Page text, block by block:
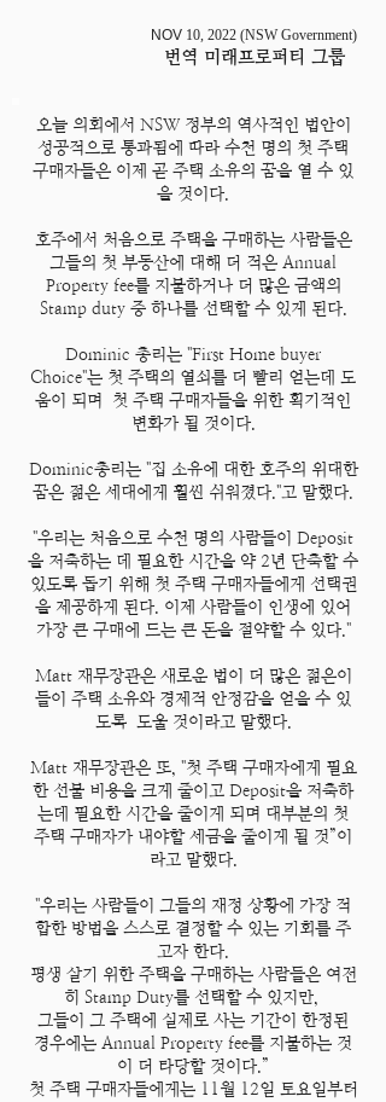
NOV 10, 2022 (NSW Government)
번역 미래프로퍼티 그룹
오늘 의회에서 NSW 정부의 역사적인 법안이
성공적으로 통과됨에 따라 수천 명의 첫 주택
구매자들은 이제 곧 주택 소유의 꿈을 열 수 있
을 것이다.
호주에서 처음으로 주택을 구매하는 사람들은
그들의 첫 부동산에 대해 더 적은 Annual
Property fee를 지불하거나 더 많은 금액의
Stamp duty 중 하나를 선택할 수 있게 된다.
Dominic 총리는 "First Home buyer
Choice"는 첫 주택의 열쇠를 더 빨리 얻는데 도
움이 되며 첫 주택 구매자들을 위한 획기적인
변화가 될 것이다.
Dominic총리는 "집 소유에 대한 호주의 위대한
꿈은 젊은 세대에게 훨씬 쉬워졌다."고 말했다.
"우리는 처음으로 수천 명의 사람들이 Deposit
을 저축하는 데 필요한 시간을 약 2년 단축할 수
있도록 돕기 위해 첫 주택 구매자들에게 선택권
을 제공하게 된다. 이제 사람들이 인생에 있어
가장 큰 구매에 드는 큰 돈을 절약할 수 있다."
Matt 재무장관은 새로운 법이 더 많은 젊은이
들이 주택 소유와 경제적 안정감을 얻을 수 있
도록 도울 것이라고 말했다.
Matt 재무장관은 또, "첫 주택 구매자에게 필요
한 선불 비용을 크게 줄이고 Deposit을 저축하
는데 필요한 시간을 줄이게 되며 대부분의 첫
주택 구매자가 내야할 세금을 줄이게 될 것”이
라고 말했다.
"우리는 사람들이 그들의 재정 상황에 가장 적
합한 방법을 스스로 결정할 수 있는 기회를 주
고자 한다.
평생 살기 위한 주택을 구매하는 사람들은 여전
히 Stamp Duty를 선택할 수 있지만,
그들이 그 주택에 실제로 사는 기간이 한정된
경우에는 Annual Property fee를 지불하는 것
이 더 타당할 것이다.”
첫 주택 구매자들에게는 11월 12일 토요일부터